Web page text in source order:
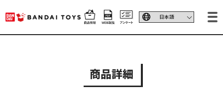
商品詳細